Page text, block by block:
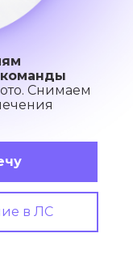
команды
Снимаем
в ЛС